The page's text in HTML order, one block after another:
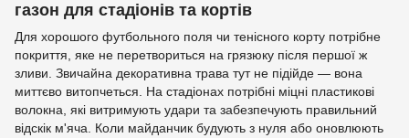
газон для стадіонів та кортів
Для хорошого футбольного поля чи тенісного корту потрібне
покриття, яке не перетвориться на грязюку після першої ж
зливи. Звичайна декоративна трава тут не підійде — вона
миттєво витопчеться. На стадіонах потрібні міцні пластикові
волокна, які витримують удари та забезпечують правильний
відскік м'яча. Коли майданчик будують з нуля або оновлюють